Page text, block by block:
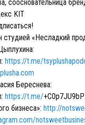
соосновательница
KIT
студией «Несладкий
https://t.me/
Береснева:
https://t.me/
бизнеса»: http://